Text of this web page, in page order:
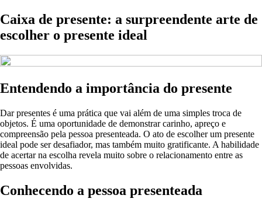
Caixa de presente: a surpreendente arte de
escolher o presente ideal
Entendendo a importância do presente
Dar presentes é uma prática que vai além de uma simples troca de
objetos. É uma oportunidade de demonstrar carinho, apreço e
compreensão pela pessoa presenteada. O ato de escolher um presente
ideal pode ser desafiador, mas também muito gratificante. A habilidade
de acertar na escolha revela muito sobre o relacionamento entre as
pessoas envolvidas.
Conhecendo a pessoa presenteada